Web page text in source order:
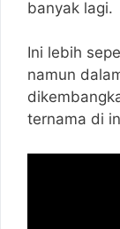
banyak lagi.
Ini lebih
namun
ternama di